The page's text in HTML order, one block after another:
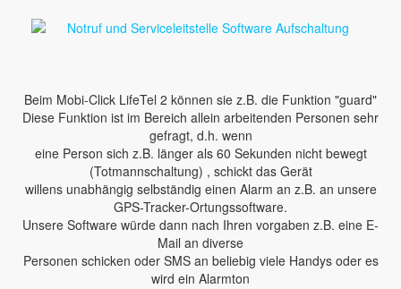
Beim Mobi-Click LifeTel 2 können sie z.B. die Funktion "guard"
Diese Funktion ist im Bereich allein arbeitenden Personen sehr
gefragt, d.h. wenn
eine Person sich z.B. länger als 60 Sekunden nicht bewegt
(Totmannschaltung) , schickt das Gerät
willens unabhängig selbständig einen Alarm an z.B. an unsere
GPS-Tracker-Ortungssoftware.
Unsere Software würde dann nach Ihren vorgaben z.B. eine E-
Mail an diverse
Personen schicken oder SMS an beliebig viele Handys oder es
wird ein Alarmton